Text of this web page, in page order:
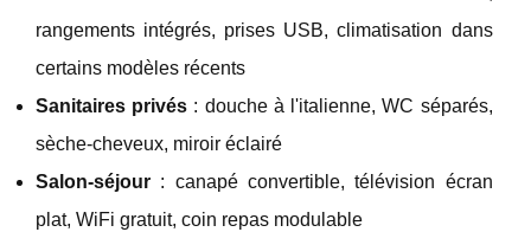
rangements intégrés, prises USB, climatisation dans
certains modèles récents
Sanitaires privés : douche à l'italienne, WC séparés,
sèche-cheveux, miroir éclairé
Salon-séjour : canapé convertible, télévision écran
plat, WiFi gratuit, coin repas modulable